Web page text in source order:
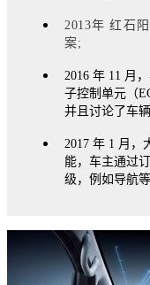
2013年 红石
案;
2016 年 11 月
子控制单元（
并且讨论了车
2017 年 1 月，
能，车主通过
级，例如导航等